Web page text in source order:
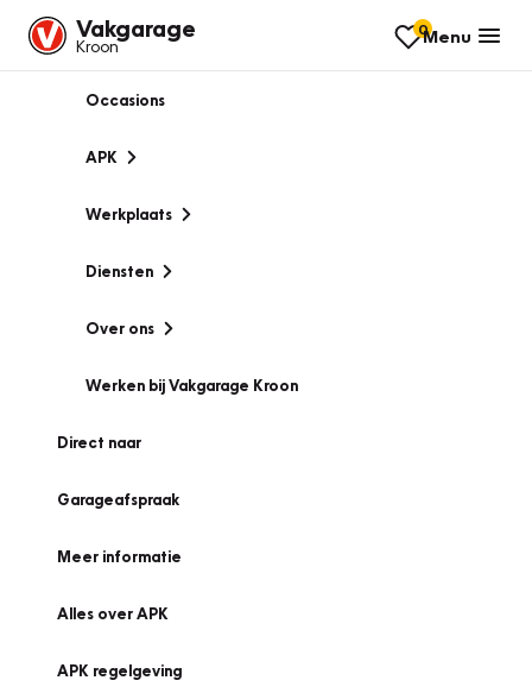
Vakgarage
Kroon
0Menu
Occasions
APK
Werkplaats
Diensten
Over ons
Werken bij Vakgarage Kroon
Direct naar
Garageafspraak
Meer informatie
Alles over APK
APK regelgeving